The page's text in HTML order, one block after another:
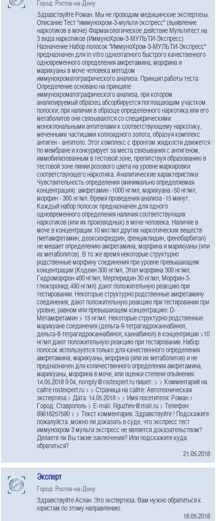
Город: Ростов-на-Дону
Здравствуйте Роман. Мы не проводим медицинские экспертизы.
Описание Тест "иммунохром-3-мульти-экспресс" (выявление
наркотиков в моче) Фармакологическое действие Мультитест на
3 вида наркотиков (ИммуноХром-3-МУЛЬТИ-Экспресс)
Назначение Набор полосок "ИммуноХром-3-МУЛЬТИ-Экспресс"
предназначен для in vitro одноэтапного быстрого качественного
одновременного определения амфетамина, морфина и
марихуаны в моче человека методом
иммунохроматографического анализа. Принцип работы теста
Определение основано на принципе
иммунохроматографического анализа, при котором
анализируемый образец абсорбируется поглощающим участком
полоски; при наличии в образце определенного наркотика или его
метаболитов они связываются со специфическими
моноклональными антителами к соответствующему наркотику,
меченными частицами коллоидного золота, образуя комплекс
антиген - антитело. Этот комплекс с фронтом жидкости движется
по мембране и конкурирует за места связывания с антигеном,
иммобилизованным в тестовой зоне, препятствуя образованию в
тестовой зоне линии розового цвета на уровне маркировки
соответствующего наркотика. Аналитические характеристики
Чувствительность определения (минимально определяемая
концентрация): амфетамин -1000 нг/мл, марихуана -50 нг/мл,
морфин - 300 нг/мл. Время проведения анализа -15 минут.
Каждый набор полосок предназначен для одного
одновременного определения наличия соответствующих
наркотиков (или их производных) в моче человека. Наличие в
моче в концентрации 10 мкг/мл других наркотических веществ
(метамфетамин, деоксиэфедрин, фенциклидин, фенобарбитал)
не мешает определению амфетамина, морфина и марихуаны (или
их метаболитов). В то же время некоторые структурно
родственные морфину соединения при уровне превышающем
концентрации (Кодеин 300 нг/мл, Этил морфина 300 нг/мл,
Гидроморфон 400 нг/мл, Мерперидин 30 нг/мл, Морфин-3-
глюкоронид 490 нг/мл) дают положительную реакцию при
тестировании. Некоторые структурно родственные амфетамину
соединения, дают положительную реакцию при тестировании при
уровне, равном или превышающем концентрацию: D-
Метамфетамин > 15 нг/мл. Некоторые структурно родственные
марихуане соединения (дельта-9-тетрагидроканнабинол,
дельта-8-тетрагидроканнабинол, каннабинол) в концентриции >10
нг/мл дают положительную реакцию при тестировании. Набор
полосок используется только для качественного определения
амфетамина, марихуаны, морфина (или их метаболитов) и не
предназначен для количественного определения амфетамина,
марихуаны, морфина в моче, или оценки степени опьянения.
14.05.2018 9:04, noreply@rostexpert.ru пишет: > > Комментарий на
сайте rostexpert.ru > > Страница на сайте: Автотехническая
экспертиза > Дата: 14.05.2018 > > Имя посетителя: Роман >
Город: Ставрополь > E-mail: Rguzhev@mail.ru > Телефон:
89618257590 > > Текст комментария: Здравствуйте ! Подскажите
пожалуйста ,можно ли доказать в суде, что экспресс тест
иммунохром 3 мульти экспресс не является доказательством?
Делаете ли Вы такие заключения? Или подскажите куда
обратиться?
21.05.2018
Эксперт
Город: Ростов-на-Дону
Здравствуйте Аслан. Это экспертиза. Вам нужно обратиться к
юристам по этому направлению.
18.05.2018